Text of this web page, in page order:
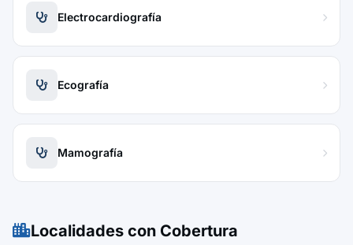
Electrocardiografía
Ecografía
Mamografía
Localidades con Cobertura